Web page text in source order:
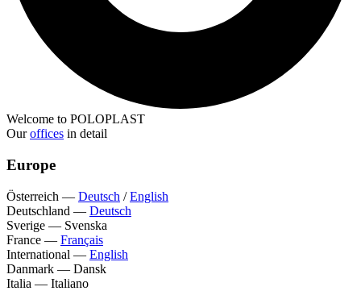
Welcome to POLOPLAST
Ouroffices in detail
Europe
Österreich — Deutsch /English
Deutschland — Deutsch
Sverige — Svenska
France — Français
International — English
Danmark — Dansk
Italia — Italiano